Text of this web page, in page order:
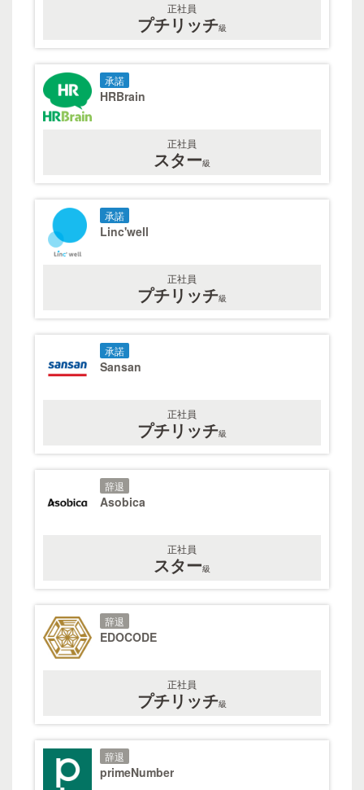
正社員
プチリッチ級
承諾
HRBrain
正社員
スター級
承諾
Linc'well
正社員
プチリッチ級
承諾
Sansan
正社員
プチリッチ級
辞退
Asobica
正社員
スター級
辞退
EDOCODE
正社員
プチリッチ級
辞退
primeNumber